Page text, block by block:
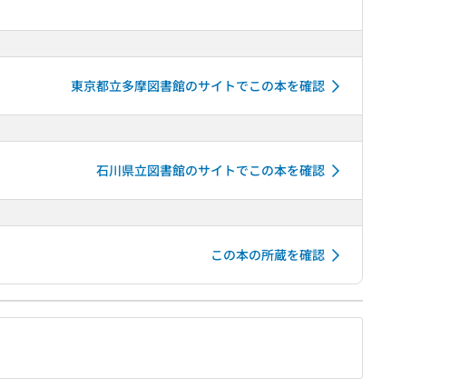
東京都立多摩図書館のサイトでこの本を確認
石川県立図書館のサイトでこの本を確認
この本の所蔵を確認